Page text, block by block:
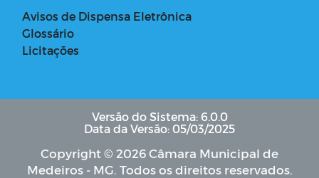
Avisos de Dispensa Eletrônica
Glossário
Licitações
Versão do Sistema: 6.0.0
Data da Versão: 05/03/2025
Copyright © 2026 Câmara Municipal de
Medeiros - MG. Todos os direitos reservados.